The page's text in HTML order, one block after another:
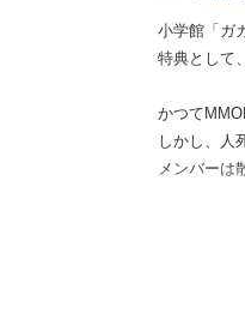
小学館「ガ
特典として
かつて
しかし、人
メンバーは